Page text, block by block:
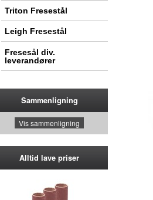
Triton Fresestål
Leigh Fresestål
Fresesål div.
leverandører
Sammenligning
Vis sammenligning
Alltid lave priser